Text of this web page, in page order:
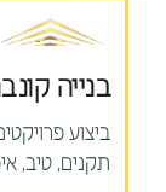
בנייה
ביצוע
תקנים, טיב,